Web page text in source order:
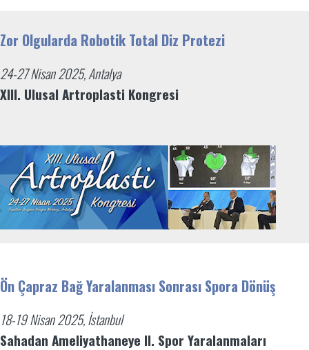
Zor Olgularda Robotik Total Diz Protezi
24-27 Nisan 2025, Antalya
XIII. Ulusal Artroplasti Kongresi
Ön Çapraz Bağ Yaralanması Sonrası Spora Dönüş
18-19 Nisan 2025, İstanbul
Sahadan Ameliyathaneye II. Spor Yaralanmaları